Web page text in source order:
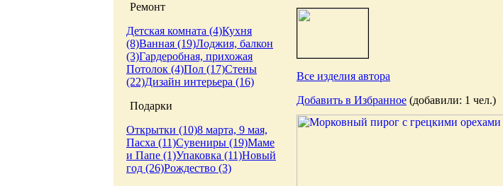
Ремонт
Детская комната (4)Кухня
(8)Ванная (19)Лоджия, балкон
(3)Гардеробная, прихожая
Потолок (4)Пол (17)Стены
(22)Дизайн интерьера (16)
Подарки
Открытки (10)8 марта, 9 мая,
Пасха (11)Сувениры (19)Маме
и Папе (1)Упаковка (11)Новый
год (26)Рождество (3)
Все изделия автора
Добавить в Избранное (добавили: 1 чел.)